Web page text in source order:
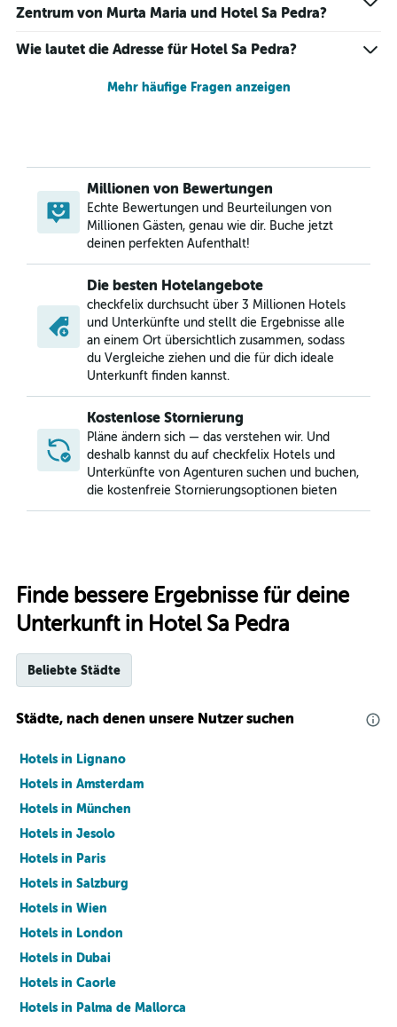
Zentrum von Murta Maria und Hotel Sa Pedra?
Wie lautet die Adresse für Hotel Sa Pedra?
Mehr häufige Fragen anzeigen
Millionen von Bewertungen
Echte Bewertungen und Beurteilungen von
Millionen Gästen, genau wie dir. Buche jetzt
deinen perfekten Aufenthalt!
Die besten Hotelangebote
checkfelix durchsucht über 3 Millionen Hotels
und Unterkünfte und stellt die Ergebnisse alle
an einem Ort übersichtlich zusammen, sodass
du Vergleiche ziehen und die für dich ideale
Unterkunft finden kannst.
Kostenlose Stornierung
Pläne ändern sich — das verstehen wir. Und
deshalb kannst du auf checkfelix Hotels und
Unterkünfte von Agenturen suchen und buchen,
die kostenfreie Stornierungsoptionen bieten
Finde bessere Ergebnisse für deine
Unterkunft in Hotel Sa Pedra
Beliebte Städte
Städte, nach denen unsere Nutzer suchen
Hotels in Lignano
Hotels in Amsterdam
Hotels in München
Hotels in Jesolo
Hotels in Paris
Hotels in Salzburg
Hotels in Wien
Hotels in London
Hotels in Dubai
Hotels in Caorle
Hotels in Palma de Mallorca